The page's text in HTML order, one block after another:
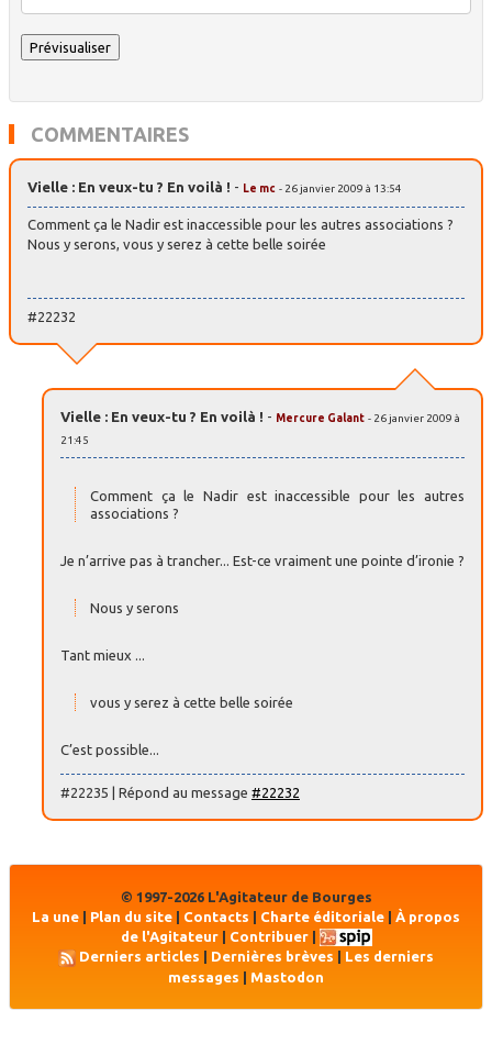
COMMENTAIRES
Vielle : En veux-tu ? En voilà ! - Le mc - 26 janvier 2009 à 13:54
Comment ça le Nadir est inaccessible pour les autres associations ?
Nous y serons, vous y serez à cette belle soirée
#22232
Vielle : En veux-tu ? En voilà ! - Mercure Galant - 26 janvier 2009 à
21:45
Comment ça le Nadir est inaccessible pour les autres
associations ?
Je n’arrive pas à trancher... Est-ce vraiment une pointe d’ironie ?
Nous y serons
Tant mieux ...
vous y serez à cette belle soirée
C’est possible...
#22235 | Répond au message #22232
© 1997-2026 L'Agitateur de Bourges
La une | Plan du site | Contacts | Charte éditoriale | À propos
de l'Agitateur| Contribuer|
Derniers articles
Dernières brèves
Les derniers
messages
Mastodon